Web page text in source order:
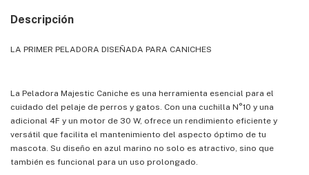
Descripción
LA PRIMER PELADORA DISEÑADA PARA CANICHES
La Peladora Majestic Caniche es una herramienta esencial para el
cuidado del pelaje de perros y gatos. Con una cuchilla N°10 y una
adicional 4F y un motor de 30 W, ofrece un rendimiento eficiente y
versátil que facilita el mantenimiento del aspecto óptimo de tu
mascota. Su diseño en azul marino no solo es atractivo, sino que
también es funcional para un uso prolongado.